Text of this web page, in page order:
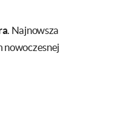
. Najnowsza
nowoczesnej